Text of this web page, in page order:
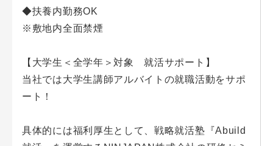
◆扶養内勤務OK
※敷地内全面禁煙
【大学生＜全学年＞対象 就活サポート】
当社では大学生講師アルバイトの就職活動をサポ
ート！
具体的には福利厚生として、戦略就活塾『Abuild